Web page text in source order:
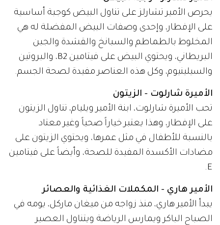
يحرص الأمير تشارلز على تناول البيض كوجبة أساسية
على الإفطار، وإحدى وصفات البيض المفضلة له هي
المخلوط بالطماطم والسبانخ والقشدة والجبن
البريطاني، ويحتوي البيض على فيتامين B2، والبروتين
والسيلينيوم، وكل هذه العناصر مفيدة لصحة الجسم.
الأميرة شارلوت - الزيتون
تحب الأميرة شارلوت، ابنة الأمير ويليام، تناول الزيتون
على الإفطار، وهذا يعتبر خياراً صحياً وغير معتاد
بالنسبة للأطفال في مثل عمرها، ويحتوي الزيتون على
مضادات الأكسدة المفيدة للصحة، وأيضاً على فيتامين
E.
الأمير هاري - المكملات الغذائية والعصائر
يبدأ الأمير هاري، منذ زواجه من ميغان ماركل، يومه في
الصباح الباكر ويمارس الرياضة ويتناول العصير